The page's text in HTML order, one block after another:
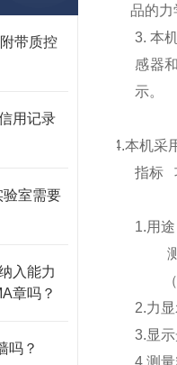
带质控
用记录
验室需要
入能力
章吗？
吗？
品的力
3. 本
感器
示。
4.本机采
指标
1.用
测
（
2.力
3.显
4.测